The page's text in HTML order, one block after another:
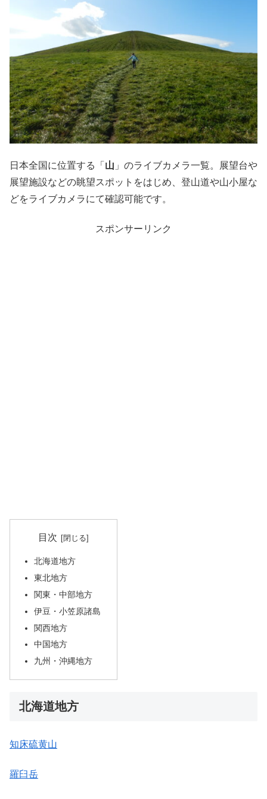
日本全国に位置する「 山 」のライブカメラ一覧。展望台や
展望施設などの眺望スポットをはじめ、登山道や山小屋な
どをライブカメラにて確認可能です。
スポンサーリンク
目次
北海道地方
東北地方
関東・中部地方
伊豆・小笠原諸島
関西地方
中国地方
九州・沖縄地方
北海道地方
知床硫黄山
羅臼岳